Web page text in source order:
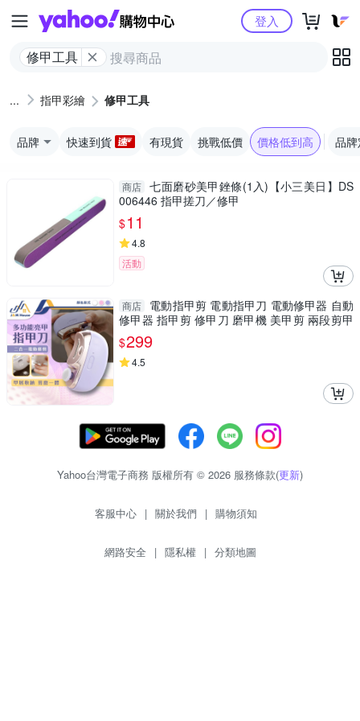
Yahoo購物中心
修甲工具
登入
指甲彩繪 修甲工具
品牌 快速到貨 有現貨 挑戰低價 價格低到高 品
商店 七面磨砂美甲銼條(1入)【小三美日】DS
006446 指甲搓刀／修甲
$11
4.8
活動
商店
電動指甲剪 電動指甲刀 電動修甲器 自動
修甲器 指甲剪 修甲刀 磨甲機 美甲剪 兩段剪甲
模式
$299
4.5
Yahoo台灣電子商務 版權所有 © 2026 服務條款(更新)
客服中心 | 關於我們 | 購物須知
網路安全 | 隱私權 | 分類地圖